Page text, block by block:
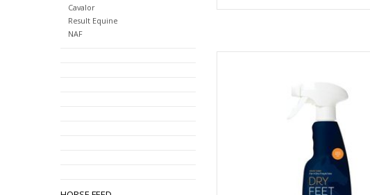
Cavalor
Result Equine
NAF